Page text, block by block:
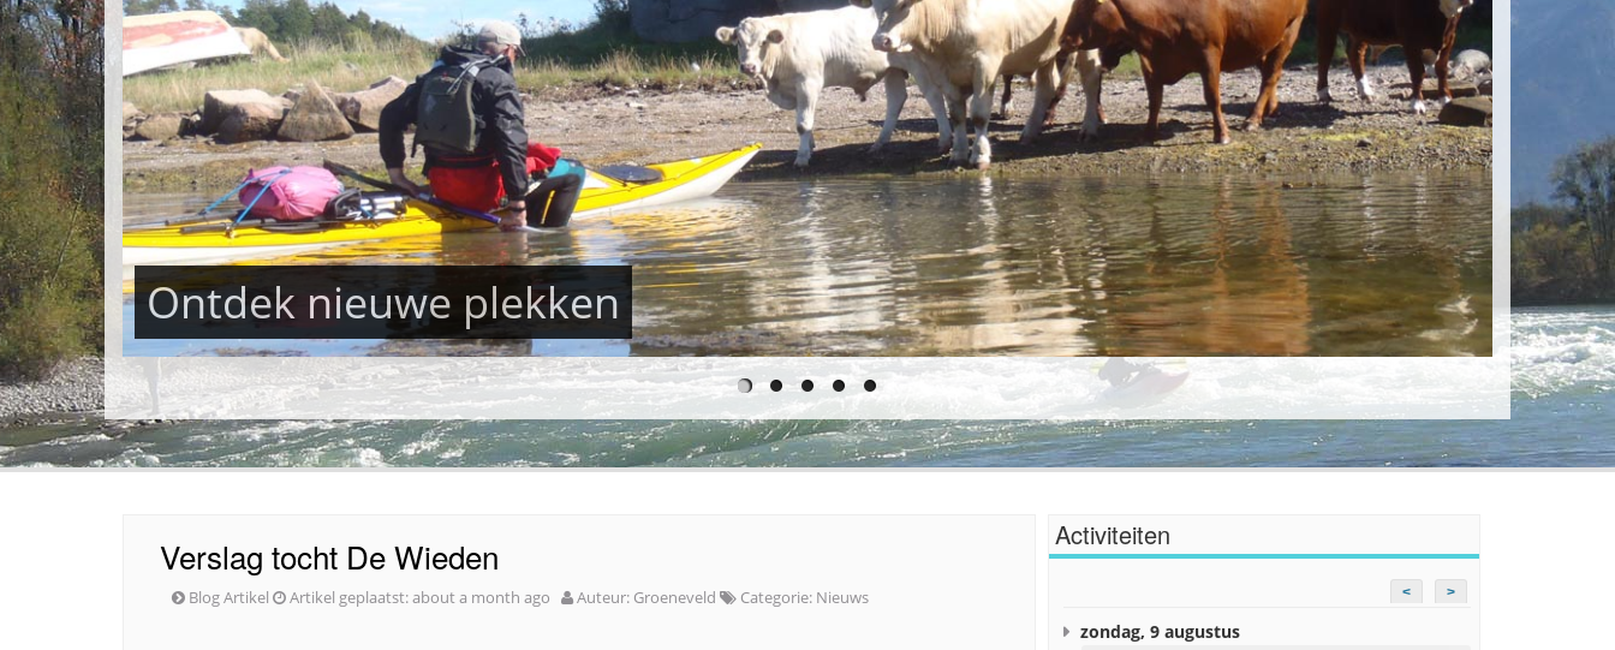
Leer wildwatervaren in Frankrijk
Verslag tocht De Wieden
Blog Artikel Artikel geplaatst:about a month ago Auteur: Groeneveld Categorie: Nieuws
Activiteiten
< >
zondag, 9 augustus